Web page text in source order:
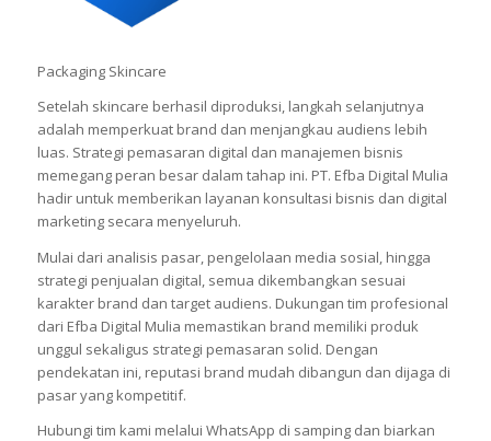
Packaging Skincare
Setelah skincare berhasil diproduksi, langkah selanjutnya
adalah memperkuat brand dan menjangkau audiens lebih
luas. Strategi pemasaran digital dan manajemen bisnis
memegang peran besar dalam tahap ini. PT. Efba Digital Mulia
hadir untuk memberikan layanan konsultasi bisnis dan digital
marketing secara menyeluruh.
Mulai dari analisis pasar, pengelolaan media sosial, hingga
strategi penjualan digital, semua dikembangkan sesuai
karakter brand dan target audiens. Dukungan tim profesional
dari Efba Digital Mulia memastikan brand memiliki produk
unggul sekaligus strategi pemasaran solid. Dengan
pendekatan ini, reputasi brand mudah dibangun dan dijaga di
pasar yang kompetitif.
Hubungi tim kami melalui WhatsApp di samping dan biarkan